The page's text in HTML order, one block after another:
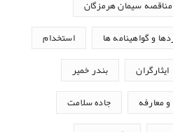
مناقصه سیمان هرمزگان
و گواهینامه ها استخدام
ایثارگران بندر خمیر
و معارفه جاده سلامت